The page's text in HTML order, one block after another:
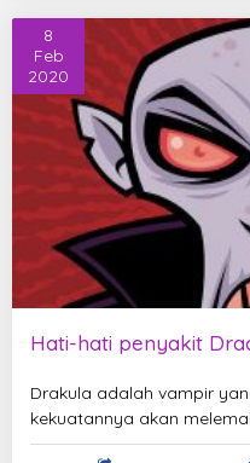
Hati-hati penyakit
8
Feb
2020
Drakula adalah vampir
kekuatannya akan